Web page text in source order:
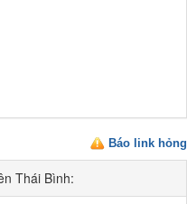
Báo link hỏng
Thái Bình: